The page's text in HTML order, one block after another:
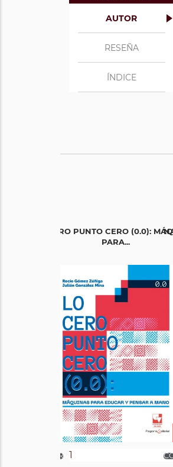
AUTOR
RESEÑA
ÍNDICE
LO CERO PUNTO CERO (0.0):
PARA...